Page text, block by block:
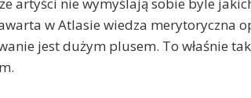
w Atlasie wiedza merytoryczna
jest dużym plusem. To właśnie